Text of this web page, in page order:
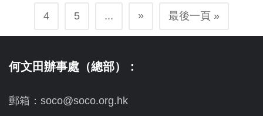
4 5 ... » 最後一頁 »
何文田辦事處（總部）：
郵箱：soco@soco.org.hk